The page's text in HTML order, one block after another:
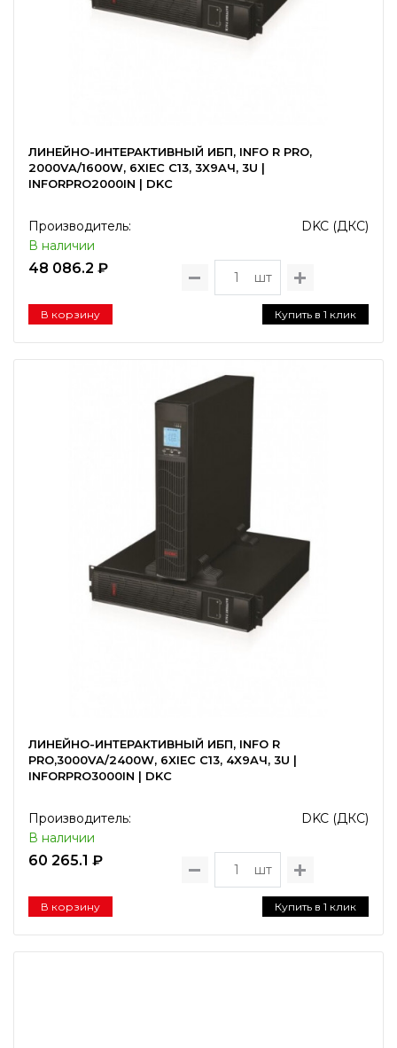
ЛИНЕЙНО-ИНТЕРАКТИВНЫЙ ИБП, INFO R PRO,
2000VA/1600W, 6XIEC C13, 3X9AЧ, 3U |
INFORPRO2000IN | DKC
Производитель:
DKC (ДКС)
В наличии
48 086.2 ₽
шт
В корзину Купить в 1 клик
ЛИНЕЙНО-ИНТЕРАКТИВНЫЙ ИБП, INFO R
PRO,3000VA/2400W, 6XIEC C13, 4X9AЧ, 3U |
INFORPRO3000IN | DKC
Производитель:
DKC (ДКС)
В наличии
60 265.1 ₽
шт
В корзину Купить в 1 клик